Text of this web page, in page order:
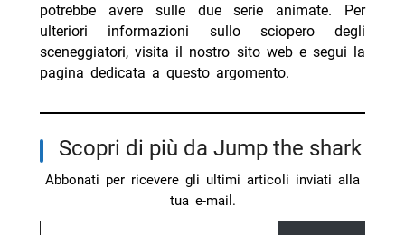
potrebbe avere sulle due serie animate. Per
ulteriori informazioni sullo sciopero degli
sceneggiatori, visita il nostro sito web e segui la
pagina dedicata a questo argomento.
Scopri di più da Jump the shark
Abbonati per ricevere gli ultimi articoli inviati alla
tua e-mail.
Digita la tua e-mail...